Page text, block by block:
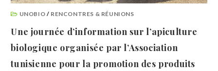
UNOBIO / RENCONTRES & RÉUNIONS
Une journée d’information sur l’apiculture
biologique organisée par l’Association
tunisienne pour la promotion des produits